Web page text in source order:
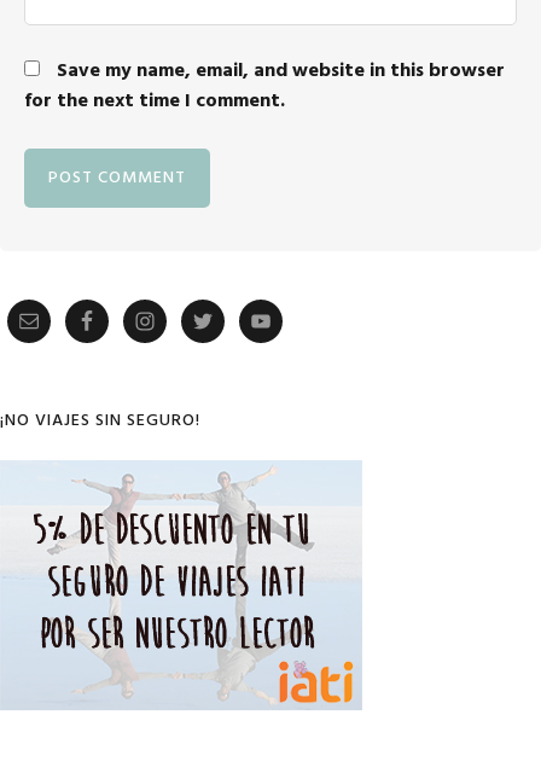
Save my name, email, and website in this browser
for the next time I comment.
Primary
¡NO VIAJES SIN SEGURO!